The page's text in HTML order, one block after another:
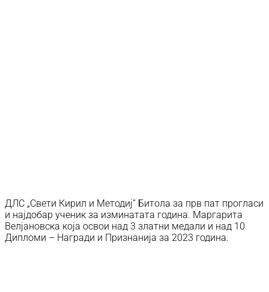
ДЛС „Свети Кирил и Методиј” Битола за прв пат прогласи
и најдобар ученик за изминатата година. Маргарита
Велјановска која освои над 3 златни медали и над 10
Дипломи – Награди и Признанија за 2023 година.